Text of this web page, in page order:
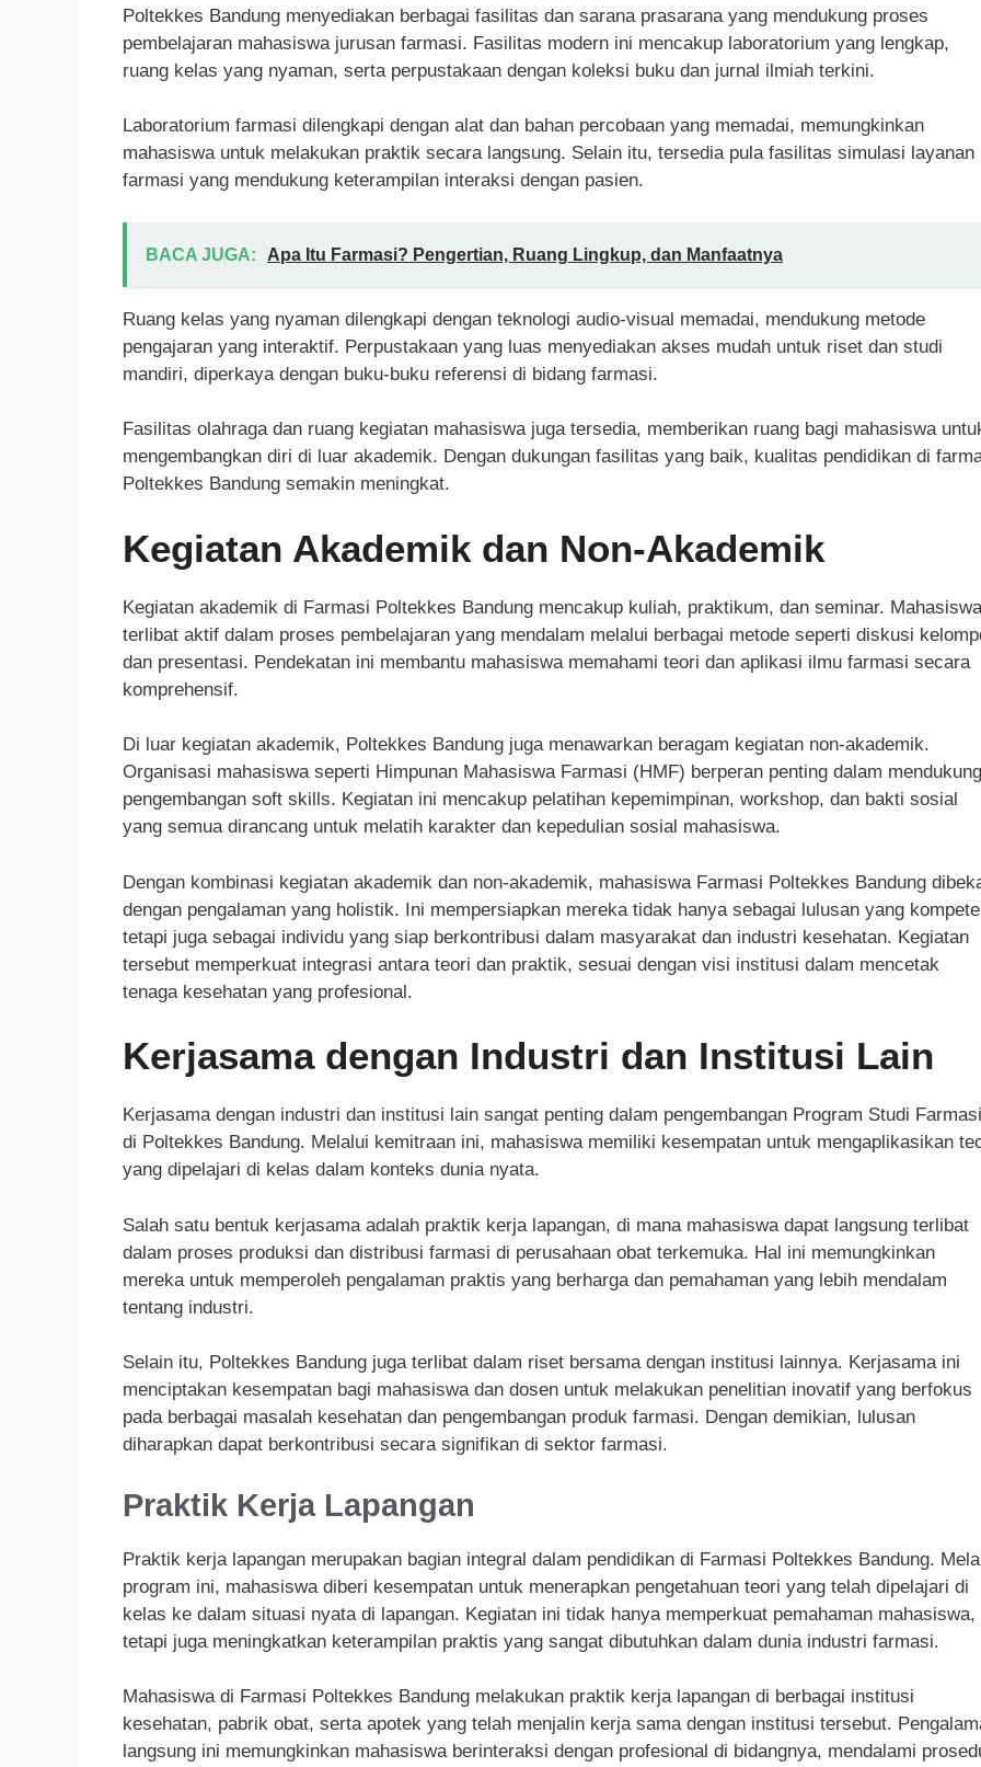
Poltekkes Bandung menyediakan berbagai fasilitas dan sarana prasarana yang mendukung proses
pembelajaran mahasiswa jurusan farmasi. Fasilitas modern ini mencakup laboratorium yang lengkap,
ruang kelas yang nyaman, serta perpustakaan dengan koleksi buku dan jurnal ilmiah terkini.
Laboratorium farmasi dilengkapi dengan alat dan bahan percobaan yang memadai, memungkinkan
mahasiswa untuk melakukan praktik secara langsung. Selain itu, tersedia pula fasilitas simulasi layanan
farmasi yang mendukung keterampilan interaksi dengan pasien.
BACA JUGA: Apa Itu Farmasi? Pengertian, Ruang Lingkup, dan Manfaatnya
Ruang kelas yang nyaman dilengkapi dengan teknologi audio-visual memadai, mendukung metode
pengajaran yang interaktif. Perpustakaan yang luas menyediakan akses mudah untuk riset dan studi
mandiri, diperkaya dengan buku-buku referensi di bidang farmasi.
Fasilitas olahraga dan ruang kegiatan mahasiswa juga tersedia, memberikan ruang bagi mahasiswa
mengembangkan diri di luar akademik. Dengan dukungan fasilitas yang baik, kualitas pendidikan di
Poltekkes Bandung semakin meningkat.
Kegiatan Akademik dan Non-Akademik
Kegiatan akademik di Farmasi Poltekkes Bandung mencakup kuliah, praktikum, dan seminar. Mahasiswa
terlibat aktif dalam proses pembelajaran yang mendalam melalui berbagai metode seperti diskusi
dan presentasi. Pendekatan ini membantu mahasiswa memahami teori dan aplikasi ilmu farmasi secara
komprehensif.
Di luar kegiatan akademik, Poltekkes Bandung juga menawarkan beragam kegiatan non-akademik.
Organisasi mahasiswa seperti Himpunan Mahasiswa Farmasi (HMF) berperan penting dalam mendukung
pengembangan soft skills. Kegiatan ini mencakup pelatihan kepemimpinan, workshop, dan bakti sosial
yang semua dirancang untuk melatih karakter dan kepedulian sosial mahasiswa.
Dengan kombinasi kegiatan akademik dan non-akademik, mahasiswa Farmasi Poltekkes Bandung
dengan pengalaman yang holistik. Ini mempersiapkan mereka tidak hanya sebagai lulusan yang
tetapi juga sebagai individu yang siap berkontribusi dalam masyarakat dan industri kesehatan. Kegiatan
tersebut memperkuat integrasi antara teori dan praktik, sesuai dengan visi institusi dalam mencetak
tenaga kesehatan yang profesional.
Kerjasama dengan Industri dan Institusi Lain
Kerjasama dengan industri dan institusi lain sangat penting dalam pengembangan Program Studi Farmasi
di Poltekkes Bandung. Melalui kemitraan ini, mahasiswa memiliki kesempatan untuk mengaplikasikan
yang dipelajari di kelas dalam konteks dunia nyata.
Salah satu bentuk kerjasama adalah praktik kerja lapangan, di mana mahasiswa dapat langsung terlibat
dalam proses produksi dan distribusi farmasi di perusahaan obat terkemuka. Hal ini memungkinkan
mereka untuk memperoleh pengalaman praktis yang berharga dan pemahaman yang lebih mendalam
tentang industri.
Selain itu, Poltekkes Bandung juga terlibat dalam riset bersama dengan institusi lainnya. Kerjasama ini
menciptakan kesempatan bagi mahasiswa dan dosen untuk melakukan penelitian inovatif yang berfokus
pada berbagai masalah kesehatan dan pengembangan produk farmasi. Dengan demikian, lulusan
diharapkan dapat berkontribusi secara signifikan di sektor farmasi.
Praktik Kerja Lapangan
Praktik kerja lapangan merupakan bagian integral dalam pendidikan di Farmasi Poltekkes Bandung.
program ini, mahasiswa diberi kesempatan untuk menerapkan pengetahuan teori yang telah dipelajari di
kelas ke dalam situasi nyata di lapangan. Kegiatan ini tidak hanya memperkuat pemahaman mahasiswa,
tetapi juga meningkatkan keterampilan praktis yang sangat dibutuhkan dalam dunia industri farmasi.
Mahasiswa di Farmasi Poltekkes Bandung melakukan praktik kerja lapangan di berbagai institusi
kesehatan, pabrik obat, serta apotek yang telah menjalin kerja sama dengan institusi tersebut.
langsung ini memungkinkan mahasiswa berinteraksi dengan profesional di bidangnya, mendalami